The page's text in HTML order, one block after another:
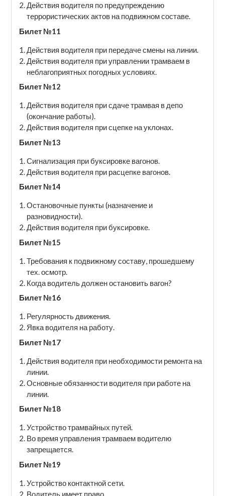
Действия водителя по предупреждению
террористических актов на подвижном составе.
Билет №11
Действия водителя при передаче смены на линии.
Действия водителя при управлении трамваем в
неблагоприятных погодных условиях.
Билет №12
Действия водителя при сдаче трамвая в депо
(окончание работы).
Действия водителя при сцепке на уклонах.
Билет №13
Сигнализация при буксировке вагонов.
Действия водителя при расцепке вагонов.
Билет №14
Остановочные пункты (назначение и
разновидности).
Действия водителя при буксировке.
Билет №15
Требования к подвижному составу, прошедшему
тех. осмотр.
Когда водитель должен остановить вагон?
Билет №16
Регулярность движения.
Явка водителя на работу.
Билет №17
Действия водителя при необходимости ремонта на
линии.
Основные обязанности водителя при работе на
линии.
Билет №18
Устройство трамвайных путей.
Во время управления трамваем водителю
запрещается.
Билет №19
Устройство контактной сети.
Водитель имеет право.